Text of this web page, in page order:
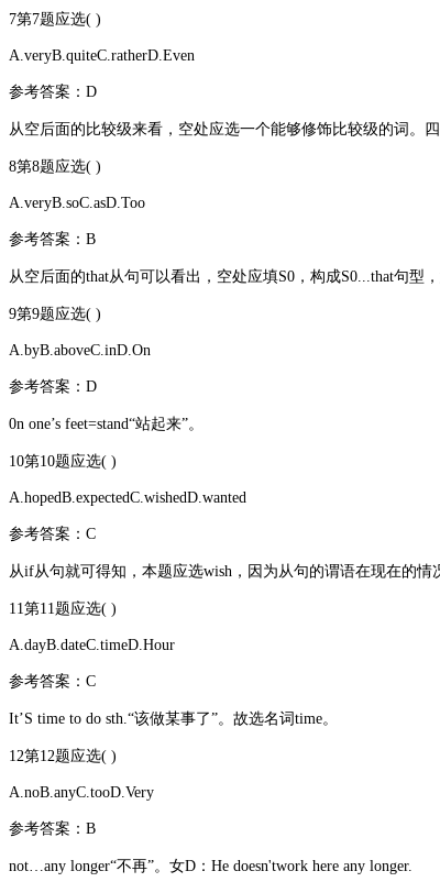
7第7题应选( )
A.veryB.quiteC.ratherD.Even
参考答案：D
从空后面的比较级来看，空处应选一个能够修饰比较级的词。
8第8题应选( )
A.veryB.soC.asD.Too
参考答案：B
从空后面的that从句可以看出，空处应填S0，构成S0...that句型
9第9题应选( )
A.byB.aboveC.inD.On
参考答案：D
0n one’s feet=stand“站起来”。
10第10题应选( )
A.hopedB.expectedC.wishedD.wanted
参考答案：C
从if从句就可得知，本题应选wish，因为从句的谓语在现在的情
11第11题应选( )
A.dayB.dateC.timeD.Hour
参考答案：C
It’S time to do sth.“该做某事了”。故选名词time。
12第12题应选( )
A.noB.anyC.tooD.Very
参考答案：B
not…any longer“不再”。女D：He doesn'twork here any longer.